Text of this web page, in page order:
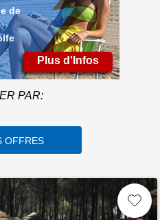
de
Plus d'Infos
PAR:
OFFRES